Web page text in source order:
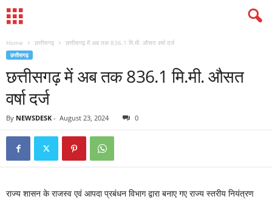
Home छत्तीसगढ़ छत्तीसगढ़ में अब तक 836.1 मि.मी. औसत वर्षा दर्ज
छत्तीसगढ़
छत्तीसगढ़ में अब तक 836.1 मि.मी. औसत
वर्षा दर्ज
By NEWSDESK - August 23, 2024 0
राज्य शासन के राजस्व एवं आपदा प्रबंधन विभाग द्वारा बनाए गए राज्य स्तरीय नियंत्रण